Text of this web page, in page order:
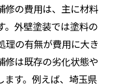
修の費用は、主に材料
。外壁塗装では塗料の
理の有無が費用に大き
修は既存の劣化状態や
ます。例えば、埼玉県